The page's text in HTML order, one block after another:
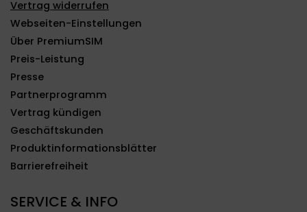
Vertrag widerrufen
Webseiten-Einstellungen
Über PremiumSIM
Preis-Leistung
Presse
Partnerprogramm
Vertrag kündigen
Geschäftskunden
Produktinformationsblätter
Barrierefreiheit
SERVICE & INFO